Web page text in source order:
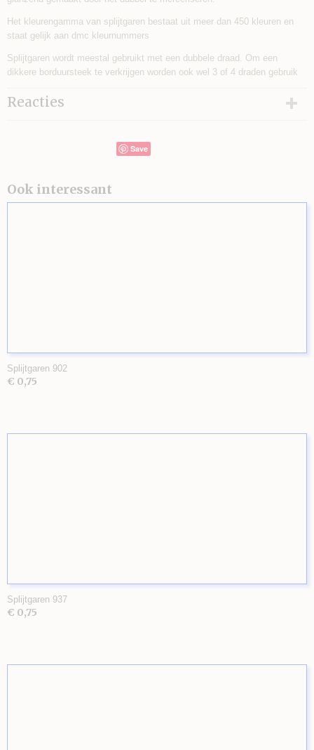
Het kleurengamma van splijtgaren bestaat uit meer dan 450 kleuren en
staat gelijk aan dmc kleurnummers
Splijtgaren wordt meestal gebruikt met een dubbele draad. Om een
dikkere borduursteek te verkrijgen worden ook wel 3 of 4 draden gebruik
Reacties
Save
Ook interessant
Splijtgaren 902
€ 0,75
Splijtgaren 937
€ 0,75